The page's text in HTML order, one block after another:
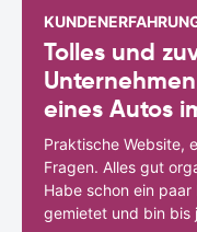
Tolles und
eines Autos
Praktische Website,
Fragen. Alles gut
Habe schon ein paar
gemietet und bin bis